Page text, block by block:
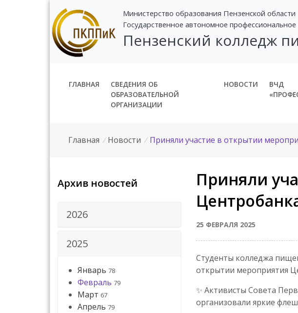
Министерство образования Пензенской области
Государственное автономное
Пензенский колледж
ГЛАВНАЯ
СВЕДЕНИЯ ОБ
ОБРАЗОВАТЕЛЬНОЙ
ОРГАНИЗАЦИИ
НОВОСТИ
ВЧД
Главная / Новости / Приняли участие в открытии
Архив новостей
2026
2025
Январь 78
Февраль 79
Март 67
Апрель 79
Приняли
25 ФЕВРАЛЯ 2025
Студенты колледжа
открытии мероприятия
✨ Активисты Совета
организовали яркие